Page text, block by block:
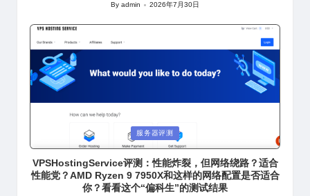
Posted
Byadmin 2026年7月30日
in
服务器评测
VPSHostingService评测：性能炸裂，但网络绕路？适合
性能党？AMD Ryzen 9 7950X和这样的网络配置是否适合
你？看看这个“偏科生”的测试结果